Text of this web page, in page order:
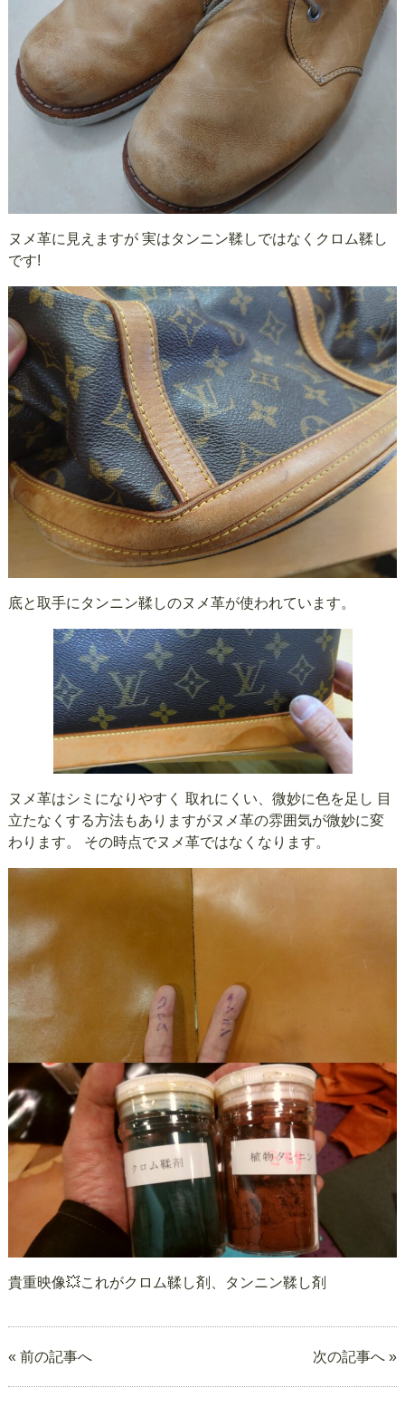
ヌメ革に見えますが 実はタンニン鞣しではなくクロム鞣し
です!
底と取手にタンニン鞣しのヌメ革が使われています。
ヌメ革はシミになりやすく 取れにくい、微妙に色を足し 目
立たなくする方法もありますがヌメ革の雰囲気が微妙に変
わります。 その時点でヌメ革ではなくなります。
貴重映像💥これがクロム鞣し剤、タンニン鞣し剤
« 前の記事へ 次の記事へ »